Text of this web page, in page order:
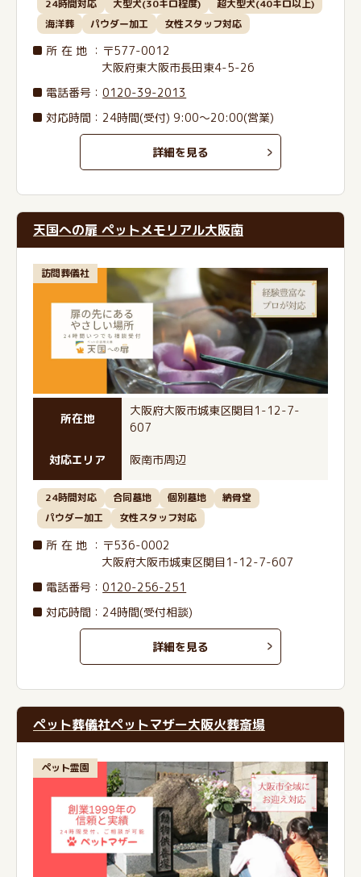
24時間対応 大型犬(30キロ程度)
超大型犬(40キロ以上)
海洋葬
パウダー加工 女性スタッフ対応
所在地 ：〒577-0012
大阪府東大阪市長田東4-5-26
電話番号 ：0120-39-2013
対応時間：24時間(受付) 9:00～20:00(営業)
詳細を見る
天国への扉 ペットメモリアル大阪南
訪問葬儀社
所在地
大阪府大阪市城東区関目1-12-7-
607
対応エリア 阪南市周辺
24時間対応 合同墓地 個別墓地
納骨堂
パウダー加工
女性スタッフ対応
所在地 ：〒536-0002
大阪府大阪市城東区関目1-12-7-607
電話番号 ：0120-256-251
対応時間：24時間(受付相談)
詳細を見る
ペット葬儀社ペットマザー大阪火葬斎場
ペット霊園